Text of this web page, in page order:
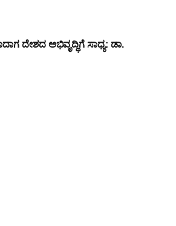
ದೇಶದ ಅಭಿವೃದ್ಧಿಗೆ ಸಾಧ್ಯ: ಡಾ.